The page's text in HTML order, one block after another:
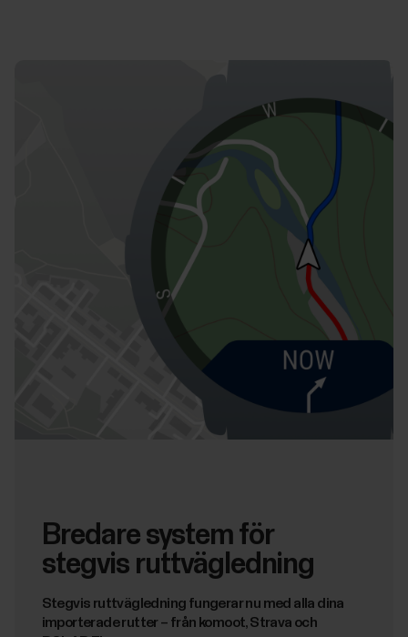
Bredare system för
stegvis ruttvägledning
Stegvis ruttvägledning fungerar nu med alla dina
importerade rutter – från komoot, Strava och